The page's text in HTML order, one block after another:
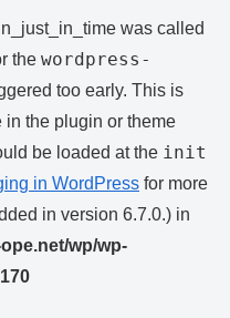
was called
the wordpress-
too early. This is
in the plugin or theme
be loaded at the init
in WordPress for more
in version 6.7.0.) in
wp/wp-